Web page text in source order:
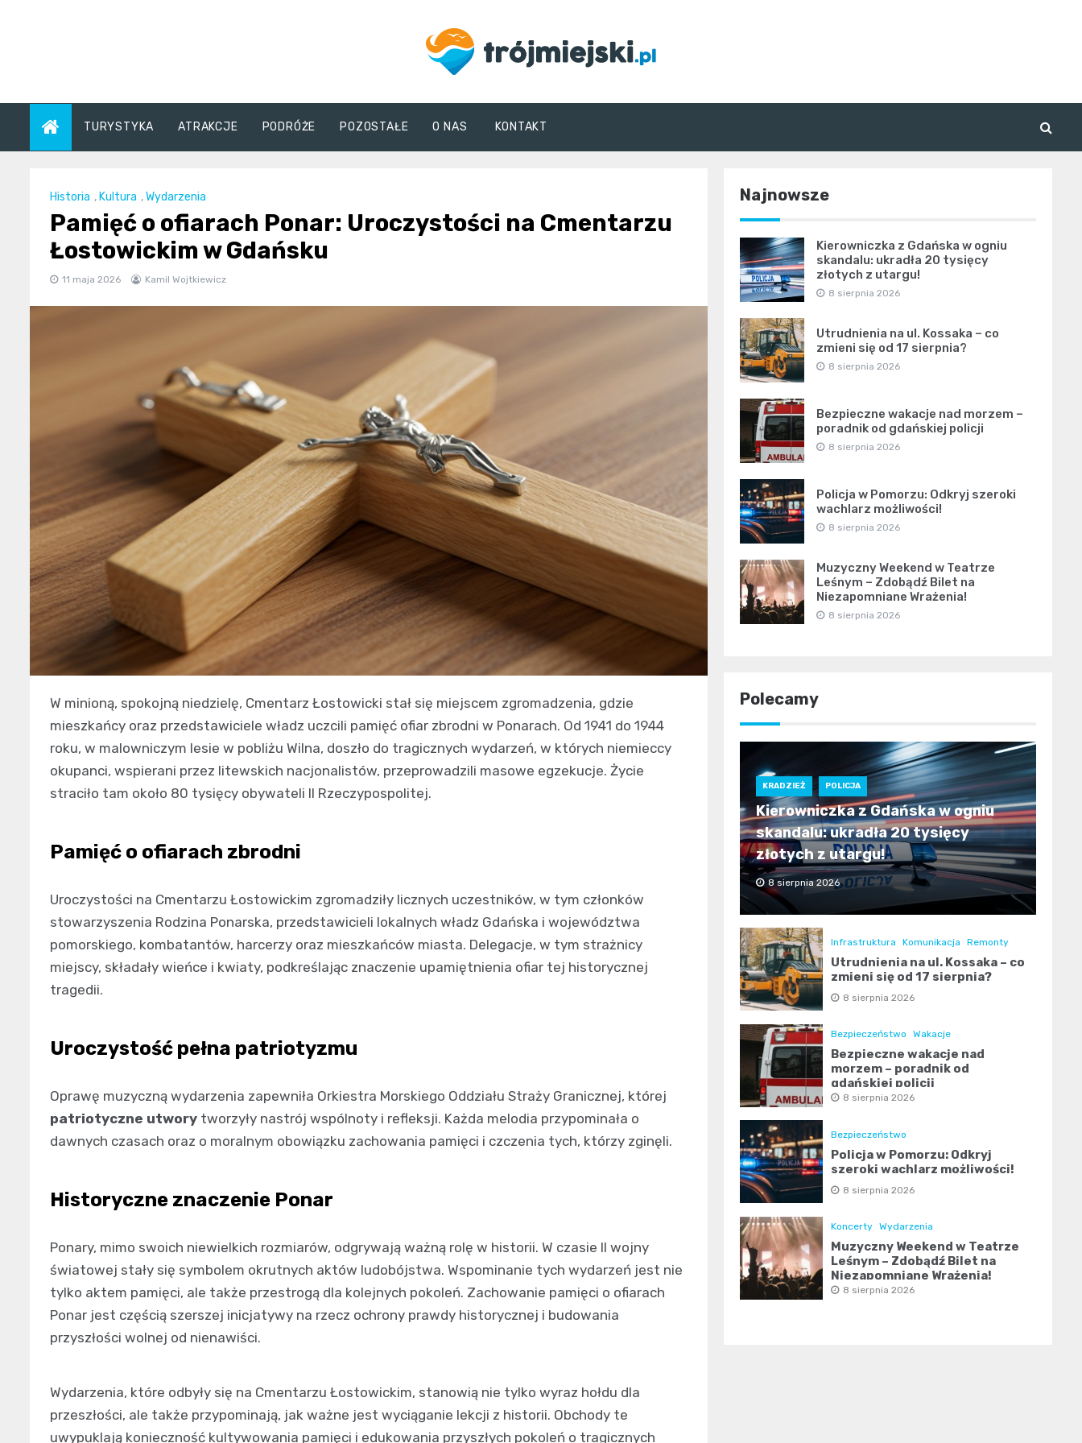
trojmiejski.pl
TURYSTYKA ATRAKCJE PODRÓŻE POZOSTAŁE O NAS KONTAKT
Historia , Kultura ,Wydarzenia
Pamięć o ofiarach Ponar: Uroczystości na Cmentarzu
Łostowickim w Gdańsku
11 maja 2026 Kamil Wojtkiewicz
W minioną, spokojną niedzielę, Cmentarz Łostowicki stał się miejscem zgromadzenia, gdzie
mieszkańcy oraz przedstawiciele władz uczcili pamięć ofiar zbrodni w Ponarach. Od 1941 do 1944
roku, w malowniczym lesie w pobliżu Wilna, doszło do tragicznych wydarzeń, w których niemieccy
okupanci, wspierani przez litewskich nacjonalistów, przeprowadzili masowe egzekucje. Życie
straciło tam około 80 tysięcy obywateli II Rzeczypospolitej.
Pamięć o ofiarach zbrodni
Uroczystości na Cmentarzu Łostowickim zgromadziły licznych uczestników, w tym członków
stowarzyszenia Rodzina Ponarska, przedstawicieli lokalnych władz Gdańska i województwa
pomorskiego, kombatantów, harcerzy oraz mieszkańców miasta. Delegacje, w tym strażnicy
miejscy, składały wieńce i kwiaty, podkreślając znaczenie upamiętnienia ofiar tej historycznej
tragedii.
Uroczystość pełna patriotyzmu
Oprawę muzyczną wydarzenia zapewniła Orkiestra Morskiego Oddziału Straży Granicznej, której
patriotyczne utwory tworzyły nastrój wspólnoty i refleksji. Każda melodia przypominała o
dawnych czasach oraz o moralnym obowiązku zachowania pamięci i czczenia tych, którzy zginęli.
Historyczne znaczenie Ponar
Ponary, mimo swoich niewielkich rozmiarów, odgrywają ważną rolę w historii. W czasie II wojny
światowej stały się symbolem okrutnych aktów ludobójstwa. Wspominanie tych wydarzeń jest nie
tylko aktem pamięci, ale także przestrogą dla kolejnych pokoleń. Zachowanie pamięci o ofiarach
Ponar jest częścią szerszej inicjatywy na rzecz ochrony prawdy historycznej i budowania
przyszłości wolnej od nienawiści.
Wydarzenia, które odbyły się na Cmentarzu Łostowickim, stanowią nie tylko wyraz hołdu dla
przeszłości, ale także przypominają, jak ważne jest wyciąganie lekcji z historii. Obchody te
uwypuklają konieczność kultywowania pamięci i edukowania przyszłych pokoleń o tragicznych
Najnowsze
Kierowniczka z Gdańska w ogniu
skandalu: ukradła 20 tysięcy
złotych z utargu!
8 sierpnia 2026
Utrudnienia na ul. Kossaka – co
zmieni się od 17 sierpnia?
8 sierpnia 2026
Bezpieczne wakacje nad morzem –
poradnik od gdańskiej policji
8 sierpnia 2026
Policja w Pomorzu: Odkryj szeroki
wachlarz możliwości!
8 sierpnia 2026
Muzyczny Weekend w Teatrze
Leśnym – Zdobądź Bilet na
Niezapomniane Wrażenia!
8 sierpnia 2026
Polecamy
KRADZIEŻ POLICJA
Kierowniczka z Gdańska w ogniu
skandalu: ukradła 20 tysięcy
złotych z utargu!
8 sierpnia 2026
Infrastruktura Komunikacja Remonty
Utrudnienia na ul. Kossaka – co
zmieni się od 17 sierpnia?
8 sierpnia 2026
Bezpieczeństwo Wakacje
Bezpieczne wakacje nad
morzem – poradnik od
gdańskiej policji
8 sierpnia 2026
Bezpieczeństwo
Policja w Pomorzu: Odkryj
szeroki wachlarz możliwości!
8 sierpnia 2026
Koncerty Wydarzenia
Muzyczny Weekend w Teatrze
Leśnym – Zdobądź Bilet na
Niezapomniane Wrażenia!
8 sierpnia 2026